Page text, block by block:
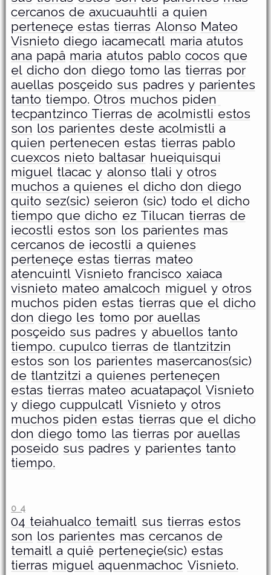
cercanos de axucuauhtli a quien
perteneçe estas tierras Alonso Mateo
Visnieto diego iacamecatl maria atutos
ana papâ maria atutos pablo cocos que
el dicho don diego tomo las tierras por
auellas posçeido sus padres y parientes
tanto tiempo. Otros muchos piden
tecpantzinco Tierras de acolmistli estos
son los parientes deste acolmistli a
quien pertenecen estas tierras pablo
cuexcos nieto baltasar hueiquisqui
miguel tlacac y alonso tlali y otros
muchos a quienes el dicho don diego
quito sez(sic) seieron (sic) todo el dicho
tiempo que dicho ez Tilucan tierras de
iecostli estos son los parientes mas
cercanos de iecostli a quienes
perteneçe estas tierras mateo
atencuintl Visnieto francisco xaiaca
visnieto mateo amalcoch miguel y otros
muchos piden estas tierras que el dicho
don diego les tomo por auellas
posçeido sus padres y abuellos tanto
tiempo. cupulco tierras de tlantzitzin
estos son los parientes masercanos(sic)
de tlantzitzi a quienes perteneçen
estas tierras mateo acuatapaçol Visnieto
y diego cuppulcatl Visnieto y otros
muchos piden estas tierras que el dicho
don diego tomo las tierras por auellas
poseido sus padres y parientes tanto
tiempo.
0 4
­04 teiahualco temaitl sus tierras estos
son los parientes mas cercanos de
temaitl a quiê perteneçie(sic) estas
tierras miguel aquenmachoc Visnieto.